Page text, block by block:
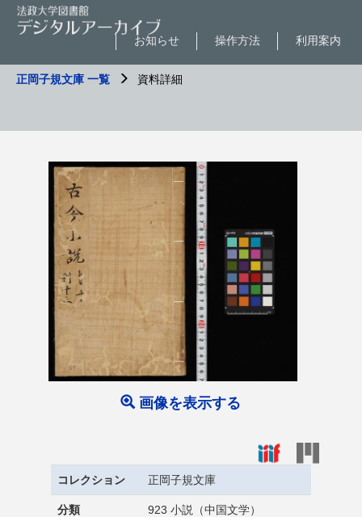
利用案内
操作方法
お知らせ
正岡子規文庫 一覧 資料詳細
画像を表示する
コレクション 正岡子規文庫
分類 923 小説（中国文学）